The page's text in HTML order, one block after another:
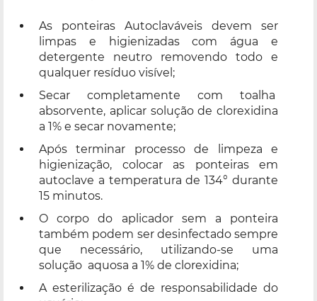
As ponteiras Autoclaváveis devem ser
limpas e higienizadas com água e
detergente neutro removendo todo e
qualquer resíduo visível;
Secar completamente com toalha
absorvente, aplicar solução de clorexidina
a 1% e secar novamente;
Após terminar processo de limpeza e
higienização, colocar as ponteiras em
autoclave a temperatura de 134° durante
15 minutos.
O corpo do aplicador sem a ponteira
também podem ser desinfectado sempre
que necessário, utilizando-­se uma
solução aquosa a 1% de clorexidina;
A esterilização é de responsabilidade do